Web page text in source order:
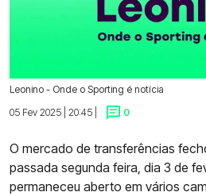
Leonino - Onde o Sporting é notícia
05 Fev 2025 | 20:45 |
0
O mercado de transferências
passada segunda feira, dia 3 de
permaneceu aberto em vários